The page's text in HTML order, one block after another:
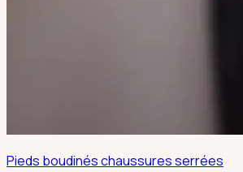
Pieds boudinés chaussures serrées